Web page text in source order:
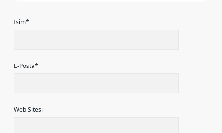
İsim*
E-Posta*
Web Sitesi